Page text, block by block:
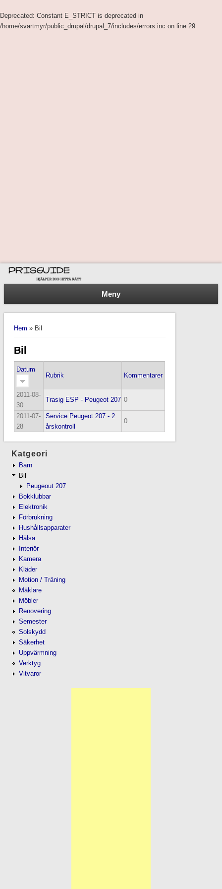
Deprecated: Constant E_STRICT is deprecated in
/home/svartmyr/public_drupal/drupal_7/includes/errors.inc on line 29
Meny
Hem » Bil
Bil
Datum
Rubrik
Kommentarer
2011-08-
30
Trasig ESP - Peugeot 207 0
2011-07-
28
Service Peugeot 207 - 2
årskontroll
0
Katgeori
Barn
Bil
Peugeout 207
Bokklubbar
Elektronik
Förbrukning
Hushållsapparater
Hälsa
Interiör
Kamera
Kläder
Motion / Träning
Mäklare
Möbler
Renovering
Semester
Solskydd
Säkerhet
Uppvärmning
Verktyg
Vitvaror